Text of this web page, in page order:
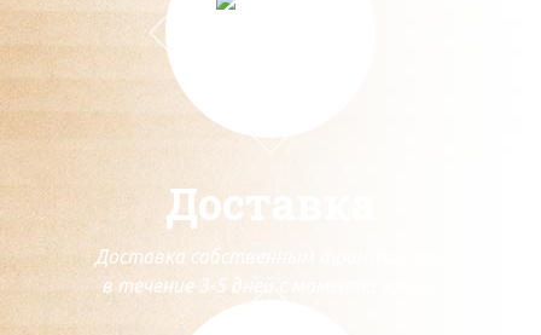
Доставка
Доставка собственным транспортом
в течение 3-5 дней с момента заказа